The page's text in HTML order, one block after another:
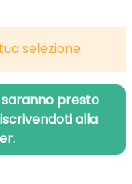
selezione.
presto
alla